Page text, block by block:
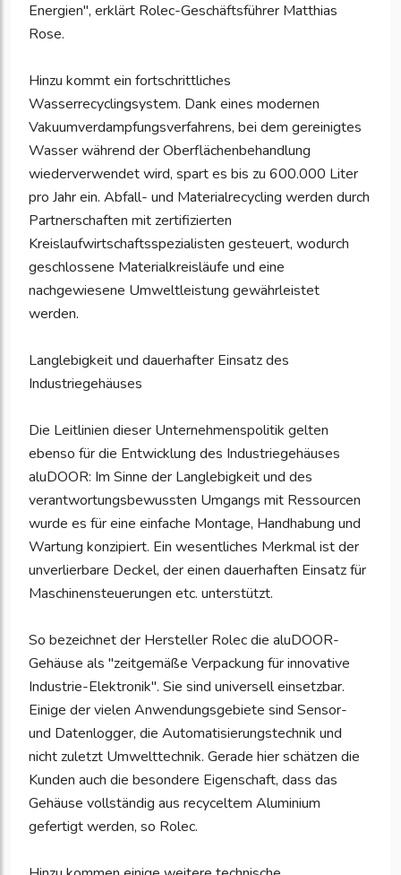
Energien", erklärt Rolec-Geschäftsführer Matthias
Rose.
Hinzu kommt ein fortschrittliches
Wasserrecyclingsystem. Dank eines modernen
Vakuumverdampfungsverfahrens, bei dem gereinigtes
Wasser während der Oberflächenbehandlung
wiederverwendet wird, spart es bis zu 600.000 Liter
pro Jahr ein. Abfall- und Materialrecycling werden durch
Partnerschaften mit zertifizierten
Kreislaufwirtschaftsspezialisten gesteuert, wodurch
geschlossene Materialkreisläufe und eine
nachgewiesene Umweltleistung gewährleistet
werden.
Langlebigkeit und dauerhafter Einsatz des
Industriegehäuses
Die Leitlinien dieser Unternehmenspolitik gelten
ebenso für die Entwicklung des Industriegehäuses
aluDOOR: Im Sinne der Langlebigkeit und des
verantwortungsbewussten Umgangs mit Ressourcen
wurde es für eine einfache Montage, Handhabung und
Wartung konzipiert. Ein wesentliches Merkmal ist der
unverlierbare Deckel, der einen dauerhaften Einsatz für
Maschinensteuerungen etc. unterstützt.
So bezeichnet der Hersteller Rolec die aluDOOR-
Gehäuse als "zeitgemäße Verpackung für innovative
Industrie-Elektronik". Sie sind universell einsetzbar.
Einige der vielen Anwendungsgebiete sind Sensor-
und Datenlogger, die Automatisierungstechnik und
nicht zuletzt Umwelttechnik. Gerade hier schätzen die
Kunden auch die besondere Eigenschaft, dass das
Gehäuse vollständig aus recyceltem Aluminium
gefertigt werden, so Rolec.